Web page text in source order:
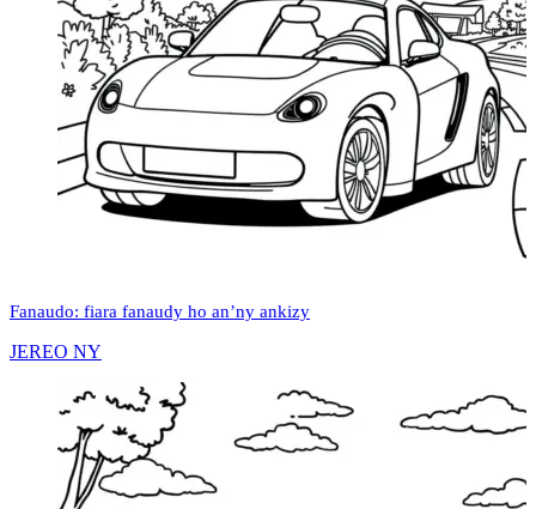
Fanaudo: fiara fanaudy ho an’ny ankizy
JEREO NY